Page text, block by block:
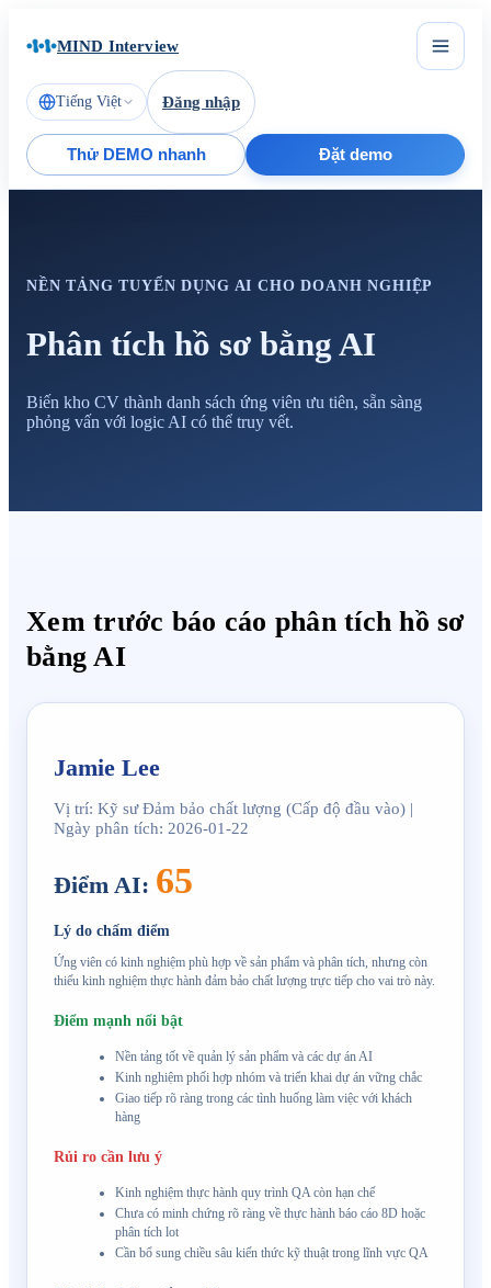
MIND Interview
Tiếng Việt Đăng nhập
Thử DEMO nhanh Đặt demo
NỀN TẢNG TUYỂN DỤNG AI CHO DOANH NGHIỆP
Phân tích hồ sơ bằng AI
Biến kho CV thành danh sách ứng viên ưu tiên, sẵn sàng
phỏng vấn với logic AI có thể truy vết.
Xem trước báo cáo phân tích hồ sơ
bằng AI
Jamie Lee
Vị trí: Kỹ sư Đảm bảo chất lượng (Cấp độ đầu vào) |
Ngày phân tích: 2026-01-22
Điểm AI: 65
Lý do chấm điểm
Ứng viên có kinh nghiệm phù hợp về sản phẩm và phân tích, nhưng còn
thiếu kinh nghiệm thực hành đảm bảo chất lượng trực tiếp cho vai trò này.
Điểm mạnh nổi bật
Nền tảng tốt về quản lý sản phẩm và các dự án AI
Kinh nghiệm phối hợp nhóm và triển khai dự án vững chắc
Giao tiếp rõ ràng trong các tình huống làm việc với khách
hàng
Rủi ro cần lưu ý
Kinh nghiệm thực hành quy trình QA còn hạn chế
Chưa có minh chứng rõ ràng về thực hành báo cáo 8D hoặc
phân tích lot
Cần bổ sung chiều sâu kiến thức kỹ thuật trong lĩnh vực QA